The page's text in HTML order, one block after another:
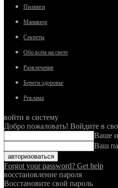
Пилинги
Маникюр
Секреты
Обо всём на свете
Развлечение
Береги здоровье
Реклама
войти в систему
Добро пожаловать! Войдите в
Ваше
Ваш
Forgot your password? Get help
восстановление пароля
Восстановите свой пароль